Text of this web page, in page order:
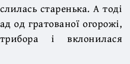
старенька. А тоді
од гратованої огорожі,
і вклонилася